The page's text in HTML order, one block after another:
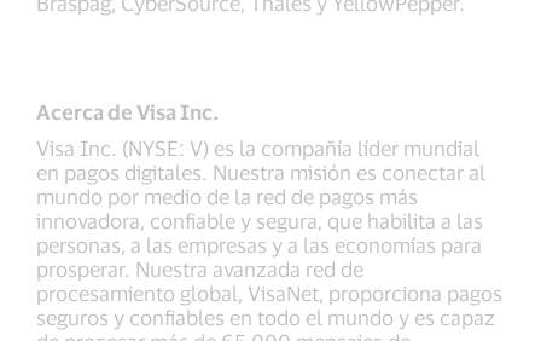
Acerca de Visa Inc.
Visa Inc. (NYSE: V) es la compañía líder mundial
en pagos digitales. Nuestra misión es conectar al
mundo por medio de la red de pagos más
innovadora, confiable y segura, que habilita a las
personas, a las empresas y a las economías para
prosperar. Nuestra avanzada red de
procesamiento global, VisaNet, proporciona pagos
seguros y confiables en todo el mundo y es capaz